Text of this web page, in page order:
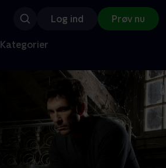
Log ind Prøv nu
Kategorier